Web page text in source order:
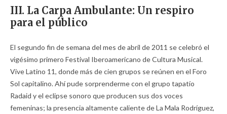
III. La Carpa Ambulante: Un respiro
para el público
El segundo fin de semana del mes de abril de 2011 se celebró el
vigésimo primero Festival Iberoamericano de Cultura Musical.
Vive Latino 11, donde más de cien grupos se reúnen en el Foro
Sol capitalino. Ahí pude sorprenderme con el grupo tapatío
Radaid y el eclipse sonoro que producen sus dos voces
femeninas; la presencia altamente caliente de La Mala Rodríguez,